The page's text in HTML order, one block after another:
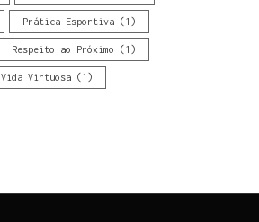
Prática Esportiva (1)
Respeito ao Próximo (1)
Vida Virtuosa (1)